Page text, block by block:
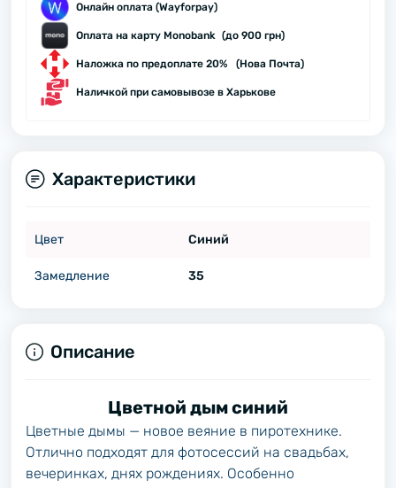
Онлайн оплата (Wayforpay)
Оплата на карту Monobank (до 900 грн)
Наложка по предоплате 20% (Нова Почта)
Наличкой при самовывозе в Харькове
Характеристики
Цвет Синий
Замедление 35
Описание
Цветной дым синий
Цветные дымы — новое веяние в пиротехнике.
Отлично подходят для фотосессий на свадьбах,
вечеринках, днях рождениях. Особенно